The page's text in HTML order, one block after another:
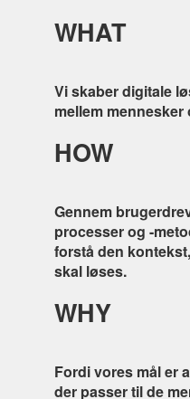
WHAT
Vi skaber digitale
mellem
HOW
Gennem
processer og -
forstå den
skal løses.
WHY
Fordi vores mål er
der passer til de